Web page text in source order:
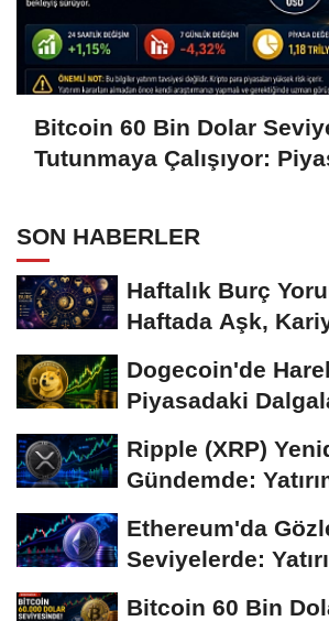
Bitcoin 60 Bin Dolar
Tutunmaya Çalışıyor:
SON HABERLER
Haftalık Burç
Haftada Aşk,
Dogecoin'de
Piyasadaki
Ripple (XRP)
Gündemde:
Ethereum'da
Seviyelerde:
Bitcoin 60 Bin